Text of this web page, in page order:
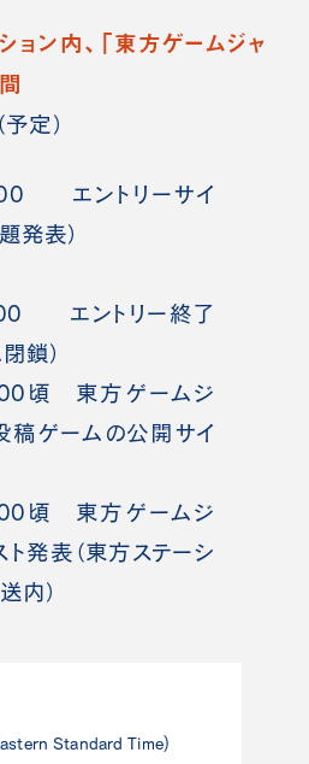
ン内、「東方ゲームジャ
定）
エントリーサイ
発表）
エントリー終了
鎖）
頃 東方ゲームジ
稿ゲームの公開サイ
頃 東方ゲームジ
発表（東方ステーシ
内）
Standard Time)